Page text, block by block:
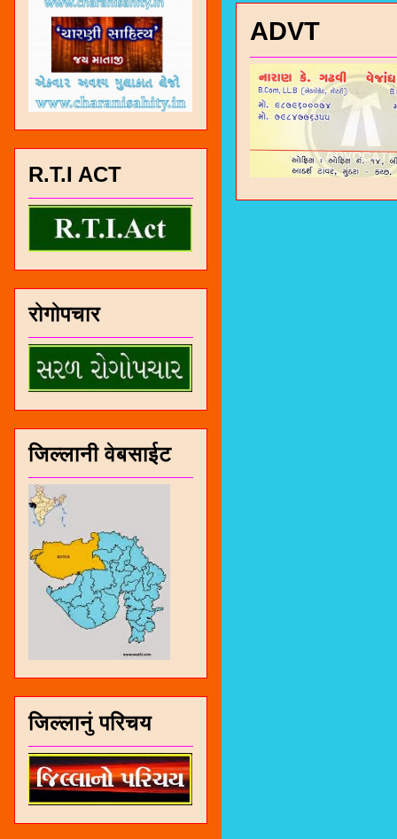
ADVT
R.T.I ACT
रोगोपचार
जिल्लानी वेबसाईट
जिल्लानुं परिचय